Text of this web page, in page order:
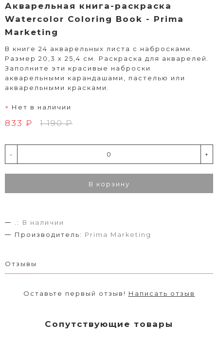
Акварельная книга-раскраска
Watercolor Coloring Book - Prima
Marketing
В книге 24 акварельных листа с набросками.
Размер 20,3 х 25,4 см. Раскраска для акварелей.
Заполните эти красивые наброски
акварельными карандашами, пастелью или
акварельными красками.
Нет в наличии
833 ₽ 1 190 ₽
- +
В корзину
.:
В наличии
Производитель: Prima Marketing
Отзывы
Оставьте первый отзыв! Написать отзыв
Сопутствующие товары